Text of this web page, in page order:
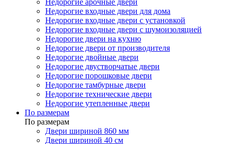
Недорогие арочные двери
Недорогие входные двери для дома
Недорогие входные двери с установкой
Недорогие входные двери с шумоизоляцией
Недорогие двери на кухню
Недорогие двери от производителя
Недорогие двойные двери
Недорогие двустворчатые двери
Недорогие порошковые двери
Недорогие тамбурные двери
Недорогие технические двери
Недорогие утепленные двери
По размерам
По размерам
Двери шириной 860 мм
Двери шириной 40 см